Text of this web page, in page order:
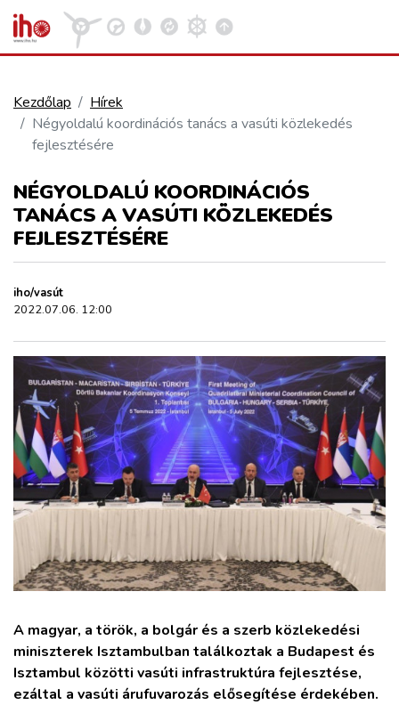
VASÚT
KÖZÚT
REPÜLÉS
KÖZLEKEDÉSFEJLESZTÉS
ZÖLDÚT
HAJÓZÁS
BLOG
ARCHÍVUM
BELÉPÉS
Kezdőlap
Hírek
Négyoldalú koordinációs tanács a vasúti közlekedés
fejlesztésére
NÉGYOLDALÚ KOORDINÁCIÓS
TANÁCS A VASÚTI KÖZLEKEDÉS
FEJLESZTÉSÉRE
iho/vasút
2022.07.06. 12:00
A magyar, a török, a bolgár és a szerb közlekedési
miniszterek Isztambulban találkoztak a Budapest és
Isztambul közötti vasúti infrastruktúra fejlesztése,
ezáltal a vasúti árufuvarozás elősegítése érdekében.